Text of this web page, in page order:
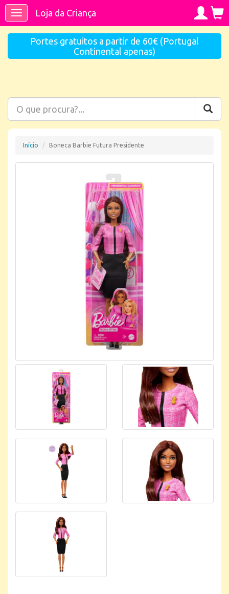
ToggleLoja da Criança
Portes gratuitos a partir de 60€ (Portugal
Continental apenas)
Início Boneca Barbie Futura Presidente